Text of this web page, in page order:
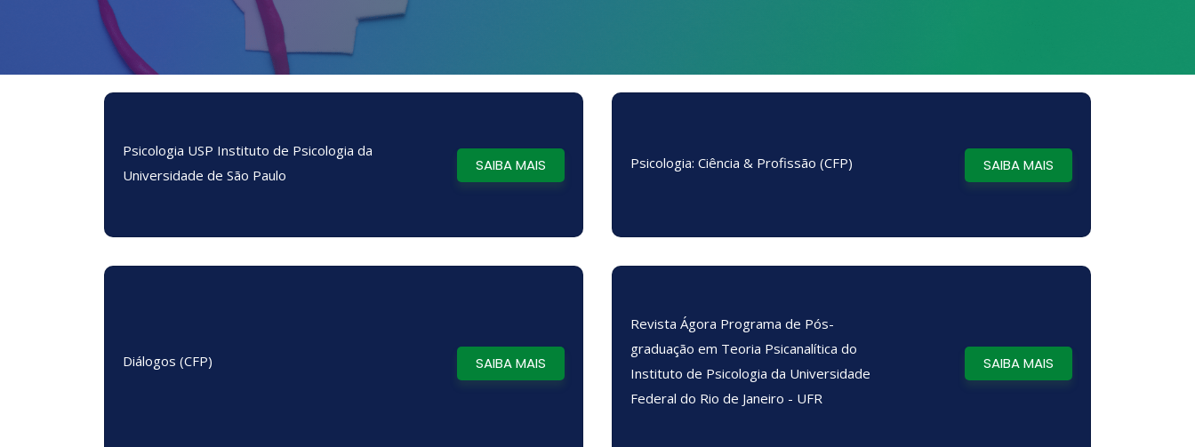
Psicologia USP Instituto de Psicologia da
Universidade de São Paulo
SAIBA MAIS Psicologia: Ciência & Profissão (CFP) SAIBA MAIS
Diálogos (CFP) SAIBA MAIS
Revista Ágora Programa de Pós-
graduação em Teoria Psicanalítica do
Instituto de Psicologia da Universidade
Federal do Rio de Janeiro - UFR
SAIBA MAIS